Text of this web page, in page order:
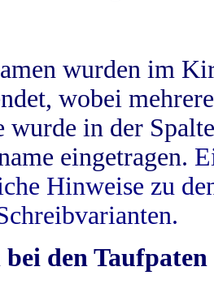
wurden im
wobei
wurde in der
eingetragen.
Hinweise zu
den Taufpaten